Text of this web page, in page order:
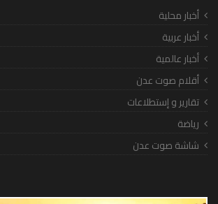
أخبار محلية
أخبار عربية
أخبار عالمية
أقلام صوت عدن
تقارير و إستطلاعات
رياضة
شاشة صوت عدن